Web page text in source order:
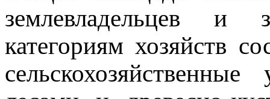
землевладельцев и
категориям хозяйств